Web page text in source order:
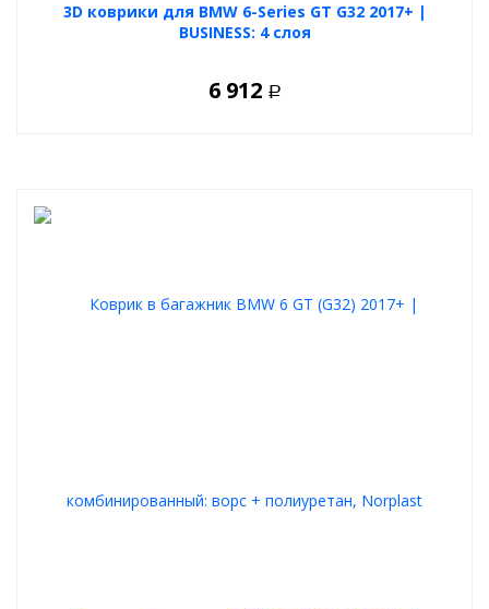
3D коврики для BMW 6-Series GT G32 2017+ |
BUSINESS: 4 слоя
6 912 Р